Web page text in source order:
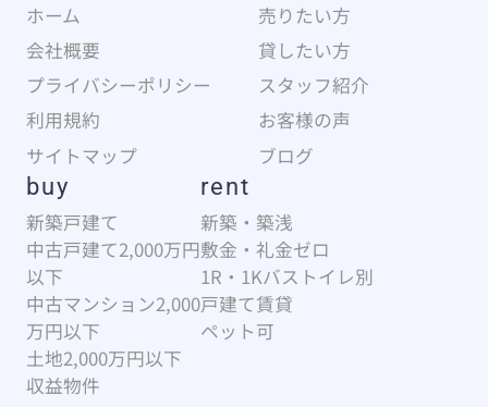
ホーム
売りたい方
会社概要
貸したい方
プライバシーポリシー
スタッフ紹介
利用規約
お客様の声
サイトマップ
ブログ
buy
新築戸建て
中古戸建て2,000万円
以下
中古マンション2,000
万円以下
土地2,000万円以下
収益物件
rent
新築・築浅
敷金・礼金ゼロ
1R・1Kバストイレ別
戸建て賃貸
ペット可